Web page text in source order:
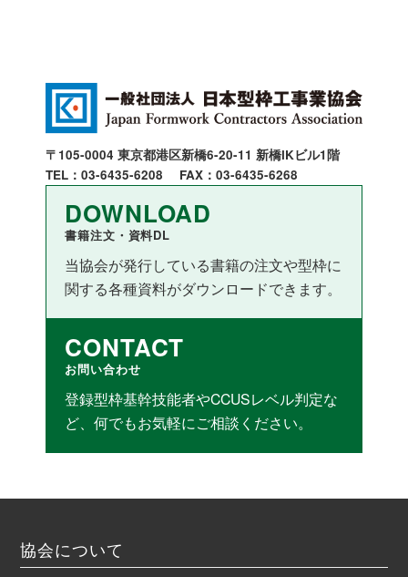
〒105-0004 東京都港区新橋6-20-11 新橋IKビル1階
TEL：03-6435-6208
FAX：03-6435-6268
DOWNLOAD
書籍注文・資料DL
当協会が発行している書籍の注文や型枠に
関する各種資料がダウンロードできます。
CONTACT
お問い合わせ
登録型枠基幹技能者やCCUSレベル判定な
ど、何でもお気軽にご相談ください。
協会について